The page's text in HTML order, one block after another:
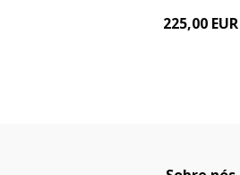
225,00 EUR